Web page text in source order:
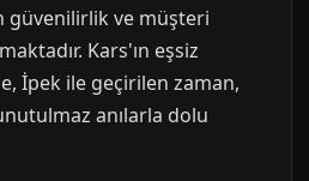
güvenilirlik ve müşteri
Kars'ın eşsiz
İpek ile geçirilen zaman,
anılarla dolu